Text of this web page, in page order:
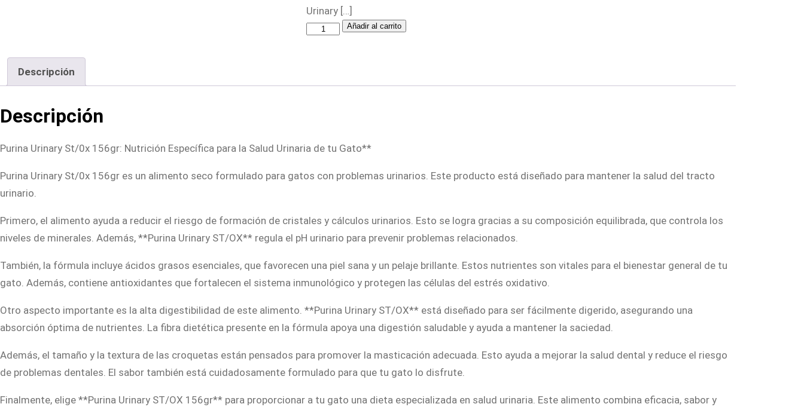
Urinary […]
r
r
y
t
/
0
5
6
Añadir al carrito
Descripción
Descripción
Purina Urinary St/0x 156gr: Nutrición Específica para la Salud Urinaria de tu Gato**
Purina Urinary St/0x 156gr es un alimento seco formulado para gatos con problemas urinarios. Este producto está diseñado para mantener la salud del tracto
urinario.
Primero, el alimento ayuda a reducir el riesgo de formación de cristales y cálculos urinarios. Esto se logra gracias a su composición equilibrada, que controla los
niveles de minerales. Además, **Purina Urinary ST/OX** regula el pH urinario para prevenir problemas relacionados.
También, la fórmula incluye ácidos grasos esenciales, que favorecen una piel sana y un pelaje brillante. Estos nutrientes son vitales para el bienestar general de tu
gato. Además, contiene antioxidantes que fortalecen el sistema inmunológico y protegen las células del estrés oxidativo.
Otro aspecto importante es la alta digestibilidad de este alimento. **Purina Urinary ST/OX** está diseñado para ser fácilmente digerido, asegurando una
absorción óptima de nutrientes. La fibra dietética presente en la fórmula apoya una digestión saludable y ayuda a mantener la saciedad.
Además, el tamaño y la textura de las croquetas están pensados para promover la masticación adecuada. Esto ayuda a mejorar la salud dental y reduce el riesgo
de problemas dentales. El sabor también está cuidadosamente formulado para que tu gato lo disfrute.
Finalmente, elige **Purina Urinary ST/OX 156gr** para proporcionar a tu gato una dieta especializada en salud urinaria. Este alimento combina eficacia, sabor y